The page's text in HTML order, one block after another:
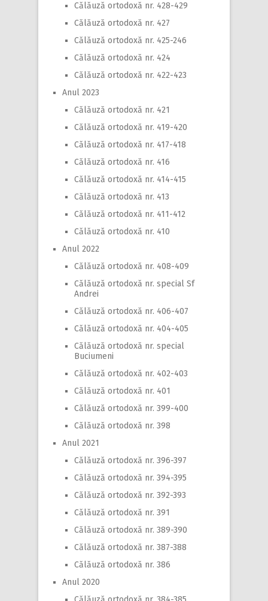
Călăuză ortodoxă nr. 428-429
Călăuză ortodoxă nr. 427
Călăuză ortodoxă nr. 425-246
Călăuză ortodoxă nr. 424
Călăuză ortodoxă nr. 422-423
Anul 2023
Călăuză ortodoxă nr. 421
Călăuză ortodoxă nr. 419-420
Călăuză ortodoxă nr. 417-418
Călăuză ortodoxă nr. 416
Călăuză ortodoxă nr. 414-415
Călăuză ortodoxă nr. 413
Călăuză ortodoxă nr. 411-412
Călăuză ortodoxă nr. 410
Anul 2022
Călăuză ortodoxă nr. 408-409
Călăuză ortodoxă nr. special Sf
Andrei
Călăuză ortodoxă nr. 406-407
Călăuză ortodoxă nr. 404-405
Călăuză ortodoxă nr. special
Buciumeni
Călăuză ortodoxă nr. 402-403
Călăuză ortodoxă nr. 401
Călăuză ortodoxă nr. 399-400
Călăuză ortodoxă nr. 398
Anul 2021
Călăuză ortodoxă nr. 396-397
Călăuză ortodoxă nr. 394-395
Călăuză ortodoxă nr. 392-393
Călăuză ortodoxă nr. 391
Călăuză ortodoxă nr. 389-390
Călăuză ortodoxă nr. 387-388
Călăuză ortodoxă nr. 386
Anul 2020